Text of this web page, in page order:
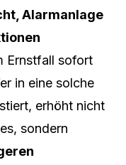
Alarmanlage
Ernstfall sofort
in eine solche
erhöht nicht
sondern